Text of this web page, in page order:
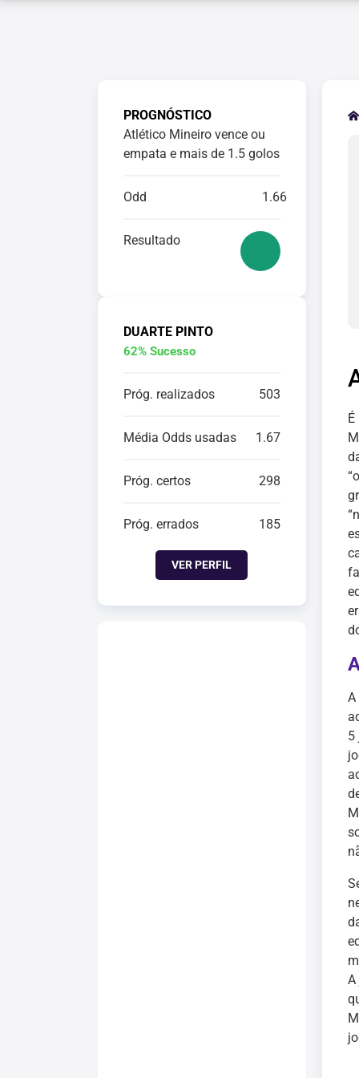
PROGNÓSTICO
Atlético Mineiro vence ou
empata e mais de 1.5 golos
Odd 1.66
Resultado
DUARTE PINTO
62% Sucesso
Próg. realizados 503
Média Odds usadas 1.67
Próg. certos 298
Próg. errados 185
VER PERFIL
A
5
A